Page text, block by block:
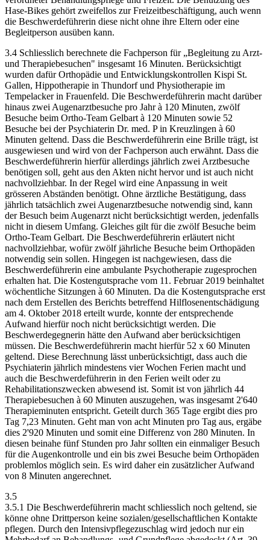
Hase-Bikes gehört zweifellos zur Freizeitbeschäftigung, auch wenn
die Beschwerdeführerin diese nicht ohne ihre Eltern oder eine
Begleitperson ausüben kann.
3.4 Schliesslich berechnete die Fachperson für „Begleitung zu Arzt-
und Therapiebesuchen" insgesamt 16 Minuten. Berücksichtigt
wurden dafür Orthopädie und Entwicklungskontrollen Kispi St.
Gallen, Hippotherapie in Thundorf und Physiotherapie im
Tempelacker in Frauenfeld. Die Beschwerdeführerin macht darüber
hinaus zwei Augenarztbesuche pro Jahr à 120 Minuten, zwölf
Besuche beim Ortho-Team Gelbart à 120 Minuten sowie 52
Besuche bei der Psychiaterin Dr. med. P in Kreuzlingen à 60
Minuten geltend. Dass die Beschwerdeführerin eine Brille trägt, ist
ausgewiesen und wird von der Fachperson auch erwähnt. Dass die
Beschwerdeführerin hierfür allerdings jährlich zwei Arztbesuche
benötigen soll, geht aus den Akten nicht hervor und ist auch nicht
nachvollziehbar. In der Regel wird eine Anpassung in weit
grösseren Abständen benötigt. Ohne ärztliche Bestätigung, dass
jährlich tatsächlich zwei Augenarztbesuche notwendig sind, kann
der Besuch beim Augenarzt nicht berücksichtigt werden, jedenfalls
nicht in diesem Umfang. Gleiches gilt für die zwölf Besuche beim
Ortho-Team Gelbart. Die Beschwerdeführerin erläutert nicht
nachvollziehbar, wofür zwölf jährliche Besuche beim Orthopäden
notwendig sein sollen. Hingegen ist nachgewiesen, dass die
Beschwerdeführerin eine ambulante Psychotherapie zugesprochen
erhalten hat. Die Kostengutsprache vom 11. Februar 2019 beinhaltet
wöchentliche Sitzungen à 60 Minuten. Da die Kostengutsprache erst
nach dem Erstellen des Berichts betreffend Hilflosenentschädigung
am 4. Oktober 2018 erteilt wurde, konnte der entsprechende
Aufwand hierfür noch nicht berücksichtigt werden. Die
Beschwerdegegnerin hätte den Aufwand aber berücksichtigen
müssen. Die Beschwerdeführerin macht hierfür 52 x 60 Minuten
geltend. Diese Berechnung lässt unberücksichtigt, dass auch die
Psychiaterin jährlich mindestens vier Wochen Ferien macht und
auch die Beschwerdeführerin in den Ferien weilt oder zu
Rehabilitationszwecken abwesend ist. Somit ist von jährlich 44
Therapiebesuchen à 60 Minuten auszugehen, was insgesamt 2'640
Therapieminuten entspricht. Geteilt durch 365 Tage ergibt dies pro
Tag 7,23 Minuten. Geht man von acht Minuten pro Tag aus, ergäbe
dies 2'920 Minuten und somit eine Differenz von 280 Minuten. In
diesen beinahe fünf Stunden pro Jahr sollten ein einmaliger Besuch
für die Augenkontrolle und ein bis zwei Besuche beim Orthopäden
problemlos möglich sein. Es wird daher ein zusätzlicher Aufwand
von 8 Minuten angerechnet.
3.5
3.5.1 Die Beschwerdeführerin macht schliesslich noch geltend, sie
könne ohne Drittperson keine sozialen/gesellschaftlichen Kontakte
pflegen. Durch den Intensivpflegezuschlag wird jedoch nur ein